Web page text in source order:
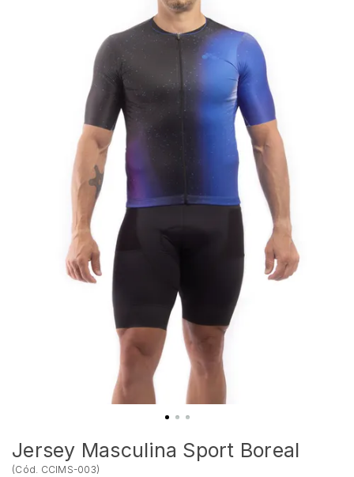
Jersey Masculina Sport Boreal
(Cód. CCIMS-003)